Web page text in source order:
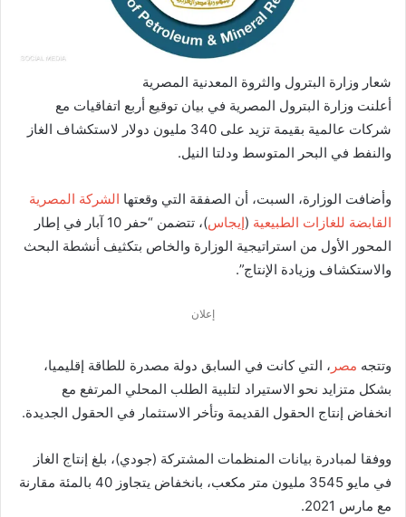
شعار وزارة البترول والثروة المعدنية المصرية
أعلنت وزارة البترول المصرية في بيان توقيع أربع اتفاقيات مع
شركات عالمية بقيمة تزيد على 340 مليون دولار لاستكشاف الغاز
والنفط في البحر المتوسط ​​ودلتا النيل.
وأضافت الوزارة، السبت، أن الصفقة التي وقعتها الشركة المصرية
القابضة للغازات الطبيعية (إيجاس
)، تتضمن “حفر 10 آبار في إطار
المحور الأول من استراتيجية الوزارة والخاص بتكثيف أنشطة البحث
والاستكشاف وزيادة الإنتاج”.
إعلان
وتتجه مصر ، التي كانت في السابق دولة مصدرة للطاقة إقليميا،
بشكل متزايد نحو الاستيراد لتلبية الطلب المحلي المرتفع مع
انخفاض إنتاج الحقول القديمة وتأخر الاستثمار في الحقول الجديدة.
ووفقا لمبادرة بيانات المنظمات المشتركة (جودي)، بلغ إنتاج الغاز
في مايو 3545 مليون متر مكعب، بانخفاض يتجاوز 40 بالمئة مقارنة
مع مارس 2021.